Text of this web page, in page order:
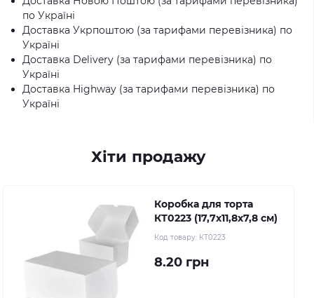
по Україні
Доставка Укрпоштою (за тарифами перевізника) по
Україні
Доставка Delivery (за тарифами перевізника) по
Україні
Доставка Highway (за тарифами перевізника) по
Україні
Хіти продажу
Коробка для торта
КТ0223 (17,7х11,8х7,8 см)
Код товару: КТ0223
8.20 грн